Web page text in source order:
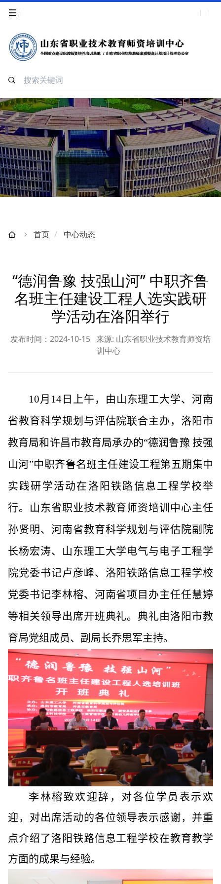
首页 中心动态
“德润鲁豫 技强山河” 中职齐鲁
名班主任建设工程人选实践研
学活动在洛阳举行
发布时间：2024-10-15 来源: 山东省职业技术教育师资培
训中心
10月 14 日上午，由山东理工大学、河南
省教育科学规划与评估院联合主办，洛阳市
教育局和许昌市教育局承办的“德润鲁豫 技强
山河”中职齐鲁名班主任建设工程第五期集中
实践研学活动在洛阳铁路信息工程学校举
行。山东省职业技术教育师资培训中心主任
孙贤明、河南省教育科学规划与评估院副院
长杨宏涛、山东理工大学电气与电子工程学
院党委书记卢彦峰、洛阳铁路信息工程学校
党委书记李林榕、河南省项目办主任任慧婷
等相关领导出席开班典礼。典礼由洛阳市教
育局党组成员、副局长乔思军主持。
李林榕致欢迎辞，对各位学员表示欢
迎，对出席活动的各位领导表示感谢，并重
点介绍了洛阳铁路信息工程学校在教育教学
方面的成果与经验。